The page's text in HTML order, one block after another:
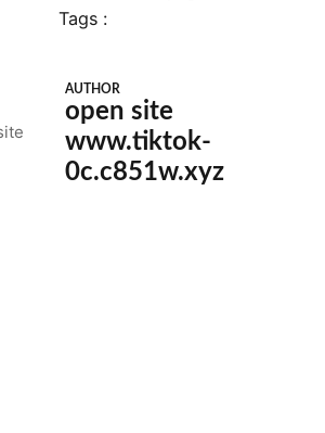
Tags :
AUTHOR
open site
www.tiktok-
0c.c851w.xyz